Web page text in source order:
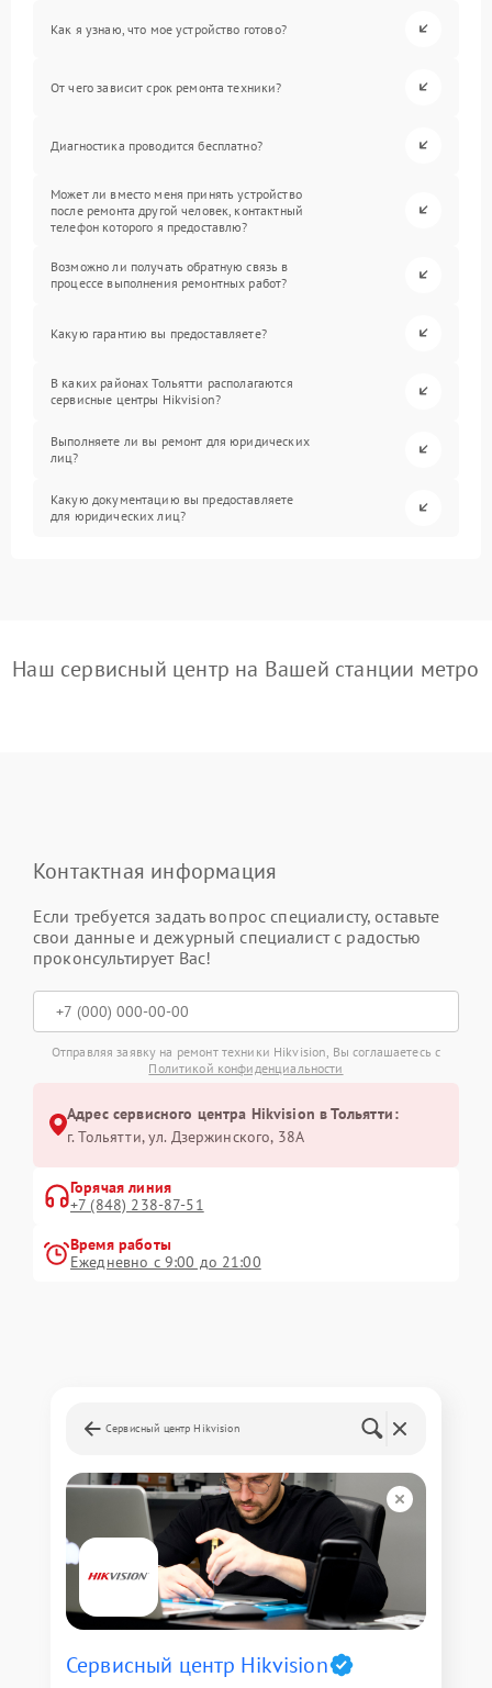
Как я узнаю, что мое устройство готово?
От чего зависит срок ремонта техники?
Диагностика проводится бесплатно?
Может ли вместо меня принять устройство
после ремонта другой человек, контактный
телефон которого я предоставлю?
Возможно ли получать обратную связь в
процессе выполнения ремонтных работ?
Какую гарантию вы предоставляете?
В каких районах Тольятти располагаются
сервисные центры Hikvision?
Выполняете ли вы ремонт для юридических
лиц?
Какую документацию вы предоставляете
для юридических лиц?
Наш сервисный центр на Вашей станции метро
Контактная информация
Если требуется задать вопрос специалисту, оставьте
свои данные и дежурный специалист с радостью
проконсультирует Вас!
Отправляя заявку на ремонт техники Hikvision, Вы соглашаетесь с
Политикой конфиденциальности
Адрес сервисного центра Hikvision в Тольятти:
г. Тольятти, ул. Дзержинского, 38А
Горячая линия
+7 (848) 238-87-51
Время работы
Ежедневно с 9:00 до 21:00
Сервисный центр Hikvision
Сервисный центр Hikvision